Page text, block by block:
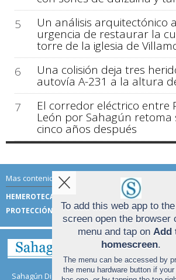
5
Un análisis arquitectónico
urgencia de restaurar la
torre de la iglesia de
6
Una colisión deja tres
autovía A-231 a la altura
7
El corredor eléctrico entre
León por Sahagún
cinco años después
Mas contenido de Sahagún Digital:
HEMEROTECA
TÉRMINOS DE
PROTECCIÓN DE DATOS
Sahagún Digital | Términos de uso|
To add this web app to
screen open the browser
menu and tap on Add
homescreen.
The menu can be accessed by
the menu hardware button if
Aviso sobre el Uso de
Utilizamos cookies nuestras
funcionamiento del digital.
lista de cookies y como
nuestra Política de Privacidad